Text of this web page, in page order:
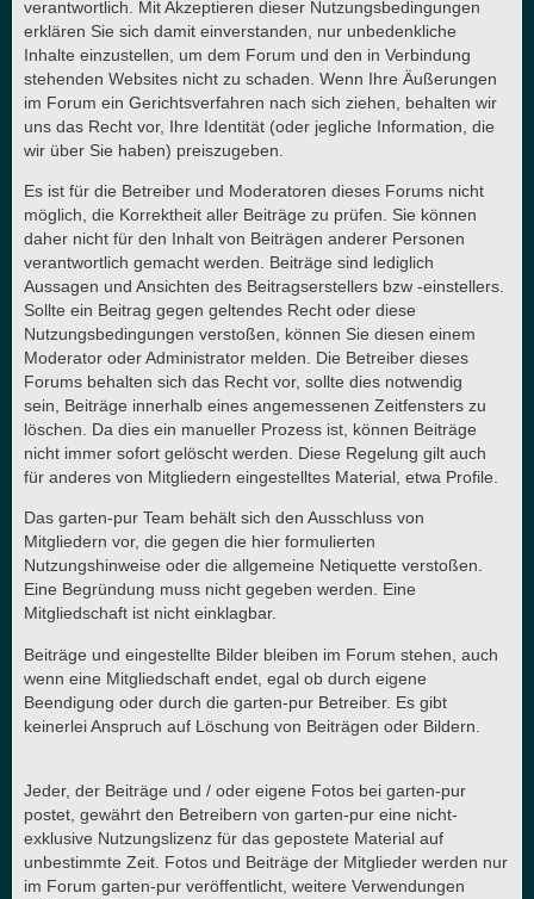
verantwortlich. Mit Akzeptieren dieser Nutzungsbedingungen
erklären Sie sich damit einverstanden, nur unbedenkliche
Inhalte einzustellen, um dem Forum und den in Verbindung
stehenden Websites nicht zu schaden. Wenn Ihre Äußerungen
im Forum ein Gerichtsverfahren nach sich ziehen, behalten wir
uns das Recht vor, Ihre Identität (oder jegliche Information, die
wir über Sie haben) preiszugeben.
Es ist für die Betreiber und Moderatoren dieses Forums nicht
möglich, die Korrektheit aller Beiträge zu prüfen. Sie können
daher nicht für den Inhalt von Beiträgen anderer Personen
verantwortlich gemacht werden. Beiträge sind lediglich
Aussagen und Ansichten des Beitragserstellers bzw -einstellers.
Sollte ein Beitrag gegen geltendes Recht oder diese
Nutzungsbedingungen verstoßen, können Sie diesen einem
Moderator oder Administrator melden. Die Betreiber dieses
Forums behalten sich das Recht vor, sollte dies notwendig
sein, Beiträge innerhalb eines angemessenen Zeitfensters zu
löschen. Da dies ein manueller Prozess ist, können Beiträge
nicht immer sofort gelöscht werden. Diese Regelung gilt auch
für anderes von Mitgliedern eingestelltes Material, etwa Profile.
Das garten-pur Team behält sich den Ausschluss von
Mitgliedern vor, die gegen die hier formulierten
Nutzungshinweise oder die allgemeine Netiquette verstoßen.
Eine Begründung muss nicht gegeben werden. Eine
Mitgliedschaft ist nicht einklagbar.
Beiträge und eingestellte Bilder bleiben im Forum stehen, auch
wenn eine Mitgliedschaft endet, egal ob durch eigene
Beendigung oder durch die garten-pur Betreiber. Es gibt
keinerlei Anspruch auf Löschung von Beiträgen oder Bildern.
Jeder, der Beiträge und / oder eigene Fotos bei garten-pur
postet, gewährt den Betreibern von garten-pur eine nicht-
exklusive Nutzungslizenz für das gepostete Material auf
unbestimmte Zeit. Fotos und Beiträge der Mitglieder werden nur
im Forum garten-pur veröffentlicht, weitere Verwendungen